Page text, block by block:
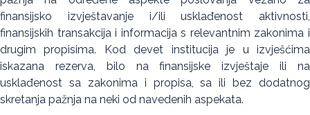
finansijsko izvještavanje i/ili usklađenost aktivnosti,
finansijskih transakcija i informacija s relevantnim zakonima i
drugim propisima. Kod devet institucija je u izvješćima
iskazana rezerva, bilo na finansijske izvještaje ili na
usklađenost sa zakonima i propisa, sa ili bez dodatnog
skretanja pažnja na neki od navedenih aspekata.